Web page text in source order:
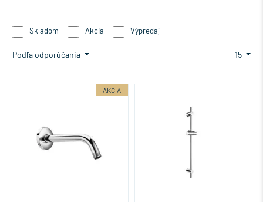
Skladom Akcia Výpredaj
Podľa odporúčania 15
AKCIA